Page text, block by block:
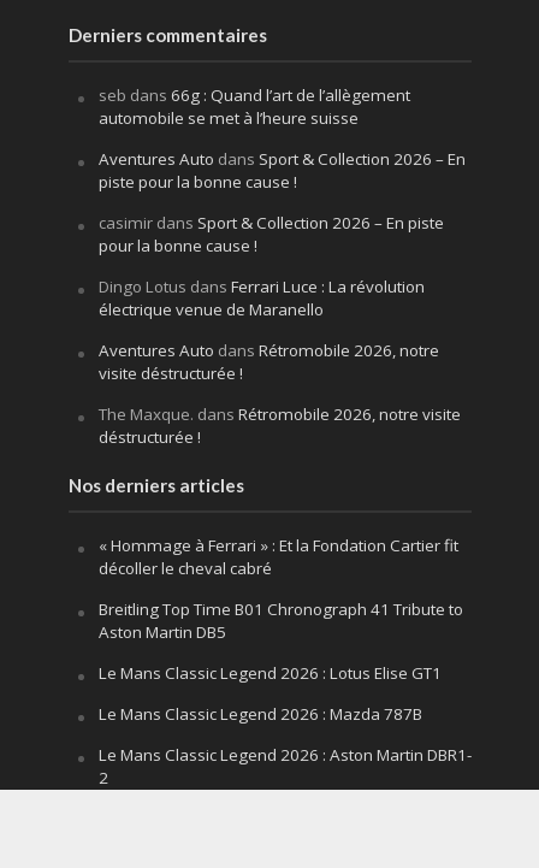
Derniers commentaires
seb dans 66g : Quand l’art de l’allègement
automobile se met à l’heure suisse
Aventures Auto dans Sport & Collection 2026 – En
piste pour la bonne cause !
casimirdans Sport & Collection 2026 – En piste
pour la bonne cause !
Dingo Lotus dans Ferrari Luce : La révolution
électrique venue de Maranello
Aventures Auto dans Rétromobile 2026, notre
visite déstructurée !
The Maxque. dans Rétromobile 2026, notre visite
déstructurée !
Nos derniers articles
« Hommage à Ferrari » : Et la Fondation Cartier fit
décoller le cheval cabré
Breitling Top Time B01 Chronograph 41 Tribute to
Aston Martin DB5
Le Mans Classic Legend 2026 : Lotus Elise GT1
Le Mans Classic Legend 2026 : Mazda 787B
Le Mans Classic Legend 2026 : Aston Martin DBR1-
2